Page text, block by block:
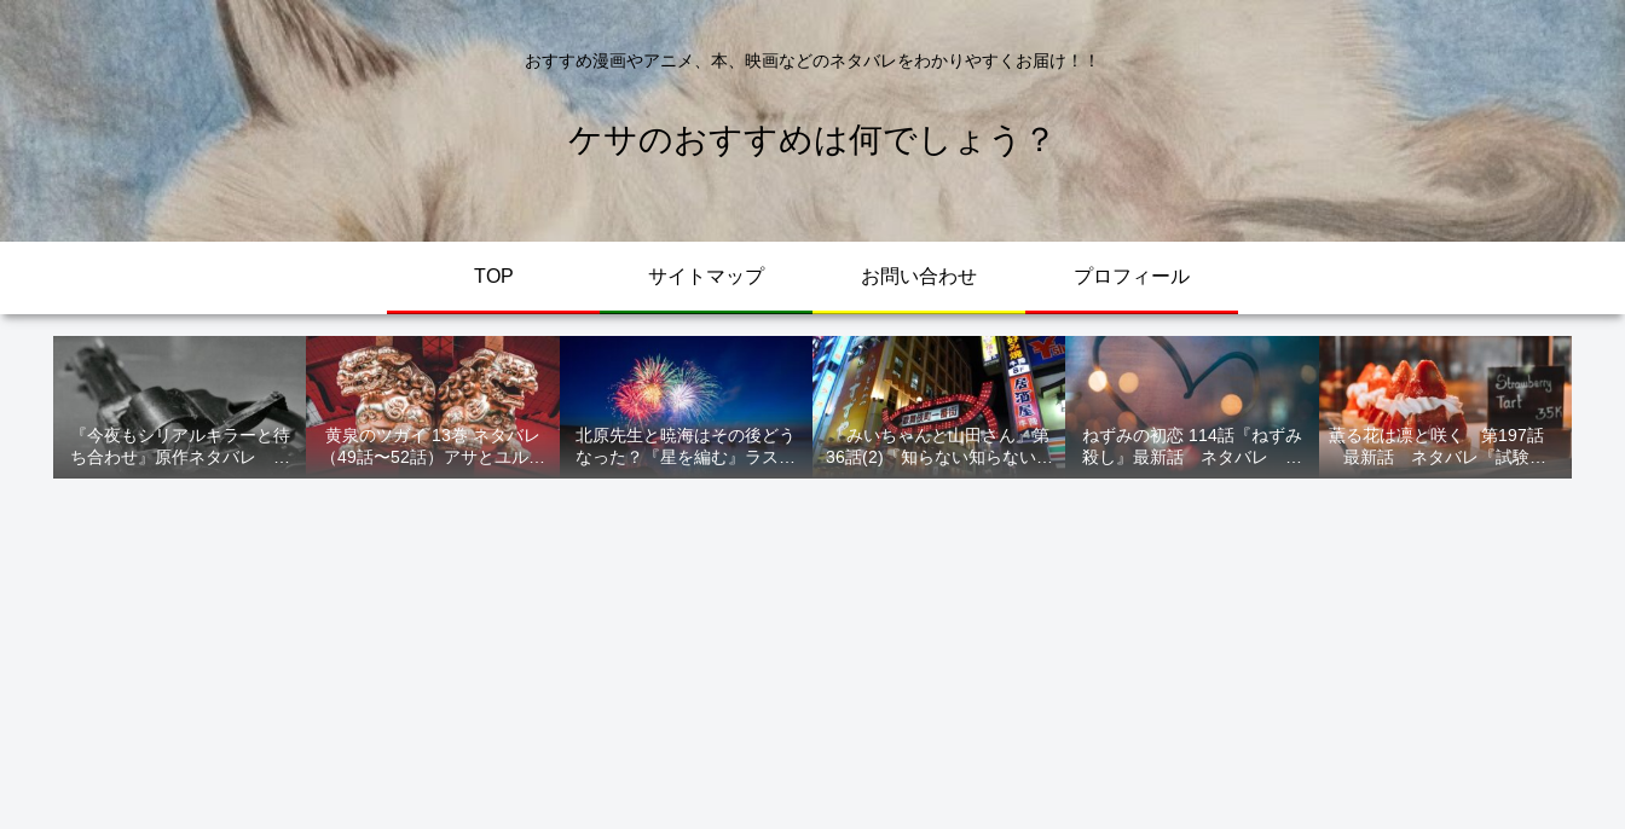
おすすめ漫画やアニメ、本、映画などのネタバレをわかりやすくお届け！！
ケサのおすすめは何でしょう？
TOP サイトマップ お問い合わせ プロフィール
『今夜もシリアルキラーと待
ち合わせ』原作ネタバレ 断
髪オブジェ殺人事件 犯人の
黄泉のツガイ 13巻 ネタバレ
（49話〜52話）アサとユルが
家出！西ノ村の真実とヒカル
北原先生と暁海はその後どう
なった？『星を編む』ラスト
をネタバレ解説
『みいちゃんと山田さん』第
36話(2)『知らない知らない知
らない』最新話 ネタバレ 犯
ねずみの初恋 114話『ねずみ
殺し』最新話 ネタバレ 水
鳥死亡 鯆を殺すか
薫る花は凛と咲く 第197話
最新話 ネタバレ『試験結
果』